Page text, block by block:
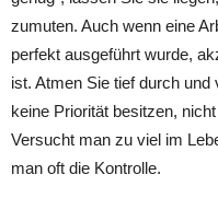
zumuten. Auch wenn eine
perfekt ausgeführt wurde,
ist. Atmen Sie tief durch
keine Priorität besitzen,
Versucht man zu viel im
man oft die Kontrolle.